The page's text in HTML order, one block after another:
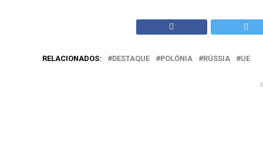
RELACIONADOS: DESTAQUE POLÓNIA RÚSSIA UE